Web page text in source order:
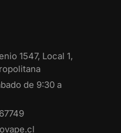
1547, Local 1,
de 9:30 a